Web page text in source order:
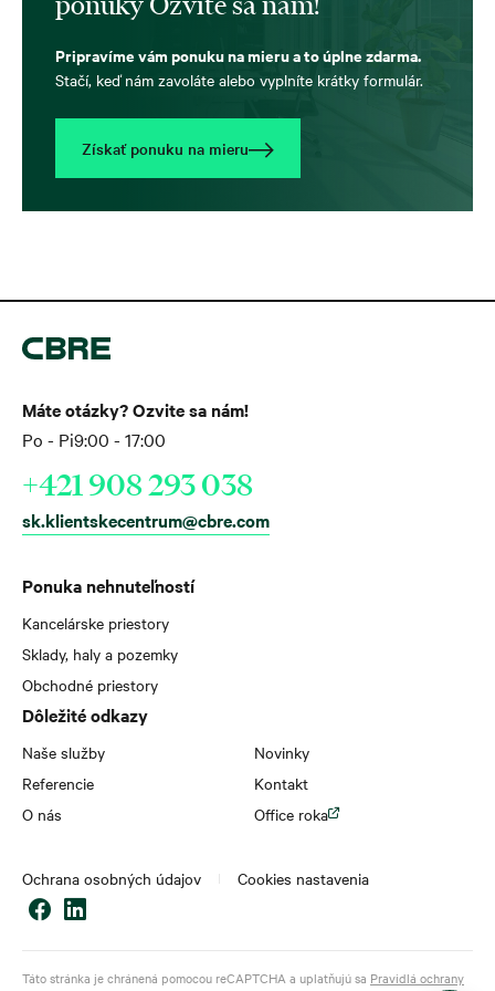
Pripravíme vám ponuku na mieru a to úplne zdarma.
Stačí, keď nám zavoláte alebo vyplníte krátky formulár.
Získať ponuku na mieru
Ponuka nehnuteľností
Kancelárske priestory
Sklady, haly a pozemky
Obchodné priestory
Dôležité odkazy
Naše služby
Referencie
O nás
Novinky
Kontakt
Office roka
Máte otázky? Ozvite sa nám!
Po - Pi9:00 - 17:00
+421 908 293 038
sk.klientskecentrum@cbre.com
Ochrana osobných údajov Cookies nastavenia
Táto stránka je chránená pomocou reCAPTCHA a uplatňujú sa Pravidlá ochrany